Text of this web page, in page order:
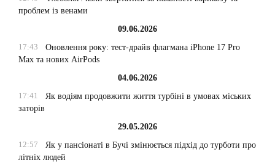
проблем із венами
09.06.2026
17:43
Оновлення року: тест-драйв флагмана iPhone 17 Pro
Max та нових AirPods
04.06.2026
17:41
Як водіям продовжити життя турбіні в умовах міських
заторів
29.05.2026
12:57
Як у пансіонаті в Бучі змінюється підхід до турботи про
літніх людей